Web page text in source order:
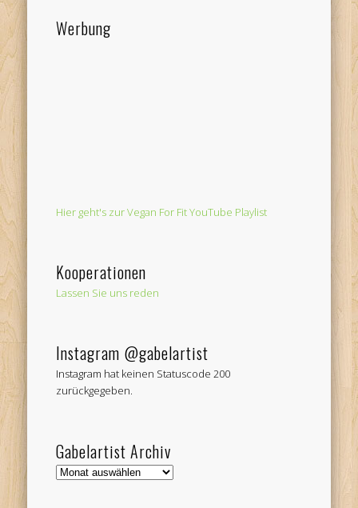
Werbung
Hier geht's zur Vegan For Fit YouTube Playlist
Kooperationen
Lassen Sie uns reden
Instagram @gabelartist
Instagram hat keinen Statuscode 200
zurückgegeben.
Gabelartist Archiv
Gabelartist